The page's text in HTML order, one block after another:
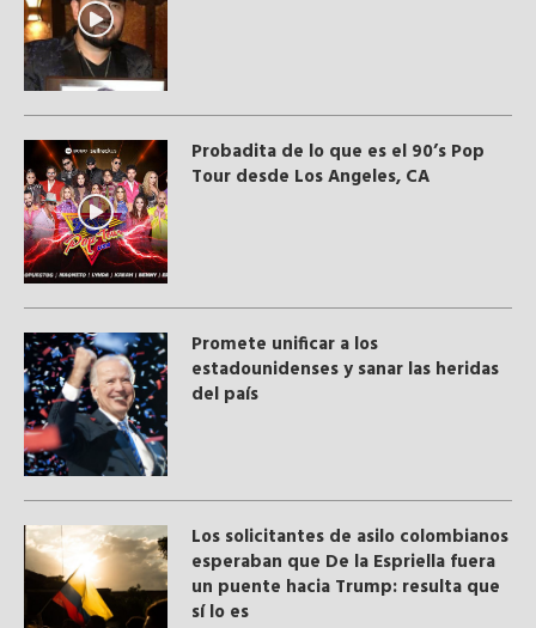
Probadita de lo que es el 90’s Pop
Tour desde Los Angeles, CA
Promete unificar a los
estadounidenses y sanar las heridas
del país
Los solicitantes de asilo colombianos
esperaban que De la Espriella fuera
un puente hacia Trump: resulta que
sí lo es